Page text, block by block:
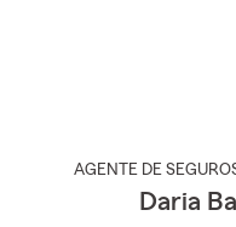
AGENTE DE
Daria